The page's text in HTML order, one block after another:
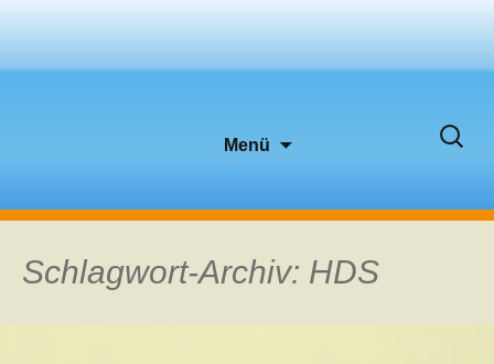
Menü
Suchen
Schlagwort-Archiv: HDS